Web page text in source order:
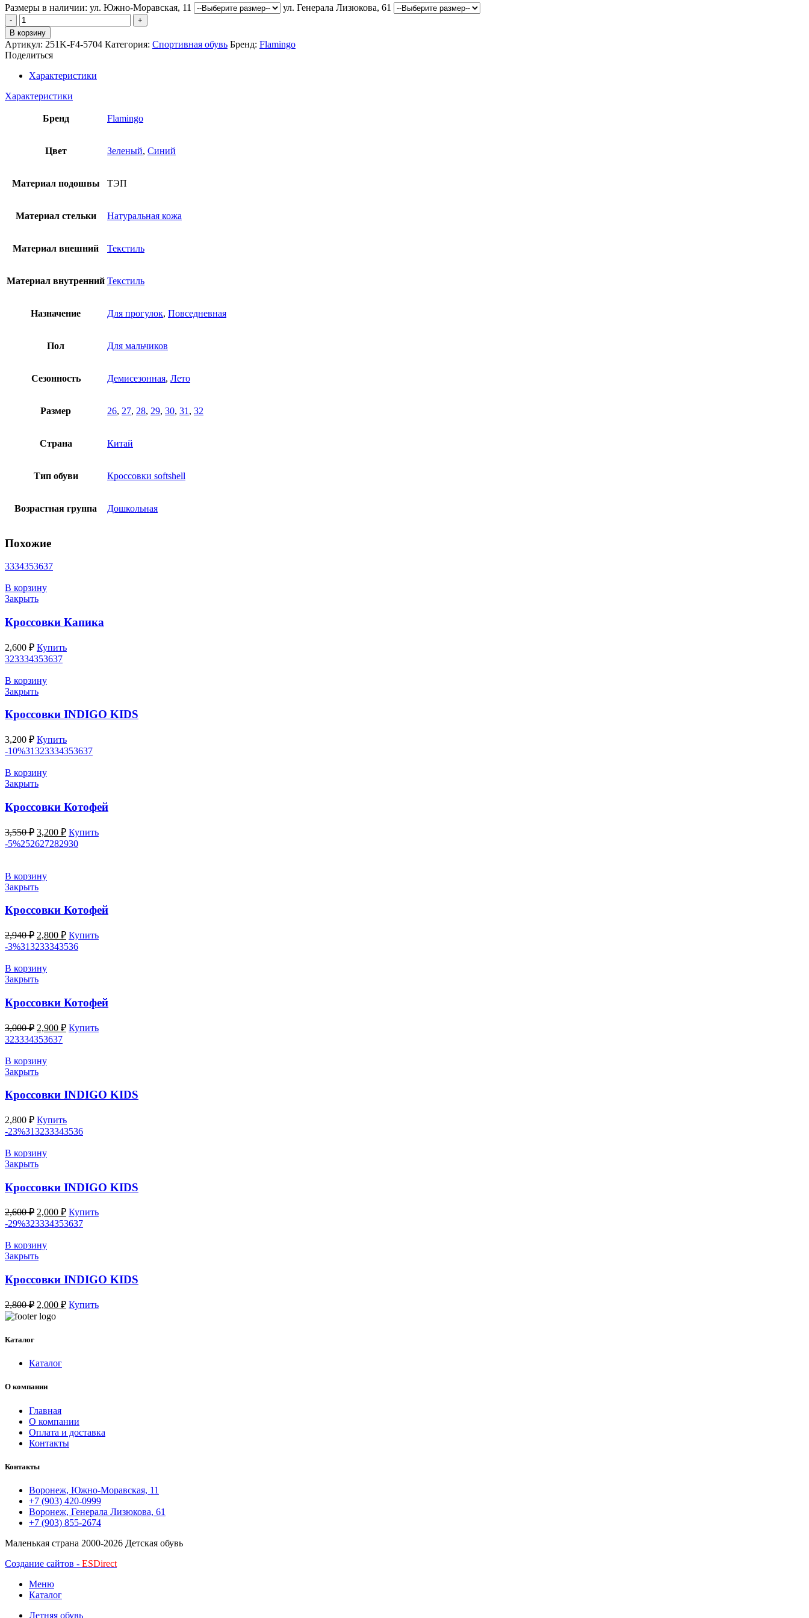
Размеры в наличии: ул. Южно-Моравская, 11
ул. Генерала Лизюкова, 61
Количество
товара
Кроссовки
flamingo
В корзину
Артикул: 251K-F4-5704 Категория: Спортивная обувь Бренд: Flamingo
Поделиться
Характеристики
Характеристики
Бренд Flamingo
Цвет Зеленый, Синий
Материал подошвы ТЭП
Материал стельки Натуральная кожа
Материал внешний Текстиль
Материал внутренний Текстиль
Назначение Для прогулок, Повседневная
Пол Для мальчиков
Сезонность Демисезонная, Лето
Размер 26, 27, 28, 29, 30, 31 , 32
Страна Китай
Тип обуви Кроссовки softshell
Возрастная группа Дошкольная
Похожие
3334353637
В корзину
Закрыть
Кроссовки Капика
2,600 ₽ Купить
323334353637
В корзину
Закрыть
Кроссовки INDIGO KIDS
3,200 ₽ Купить
-10%31323334353637
В корзину
Закрыть
Кроссовки Котофей
3,550₽ Первоначальная
цена
составляла
3,200 ₽Текущая
цена:
Купить
-5%252627282930
В корзину
Закрыть
Кроссовки Котофей
2,940₽ Первоначальная
цена
составляла
2,940 ₽.
2,800 ₽Текущая
цена:
Купить
-3%313233343536
В корзину
Закрыть
Кроссовки Котофей
3,000₽ Первоначальная
цена
составляла
3,000 ₽.
2,900 ₽Текущая
цена:
Купить
323334353637
В корзину
Закрыть
Кроссовки INDIGO KIDS
2,800 ₽ Купить
-23%313233343536
В корзину
Закрыть
Кроссовки INDIGO KIDS
2,600₽ Первоначальная
цена
составляла
2,600 ₽.
2,000 ₽Текущая
цена:
Купить
-29%323334353637
В корзину
Закрыть
Кроссовки INDIGO KIDS
2,800₽ Первоначальная
цена
составляла
2,000 ₽Текущая
цена:
Купить
Каталог
Каталог
О компании
Главная
О компании
Оплата и доставка
Контакты
Контакты
Воронеж, Южно-Моравская, 11
+7 (903) 420-0999
Воронеж, Генерала Лизюкова, 61
+7 (903) 855-2674
Маленькая страна 2000-2026 Детская обувь
Создание сайтов - ESDirect
Меню
Каталог
Летняя обувь